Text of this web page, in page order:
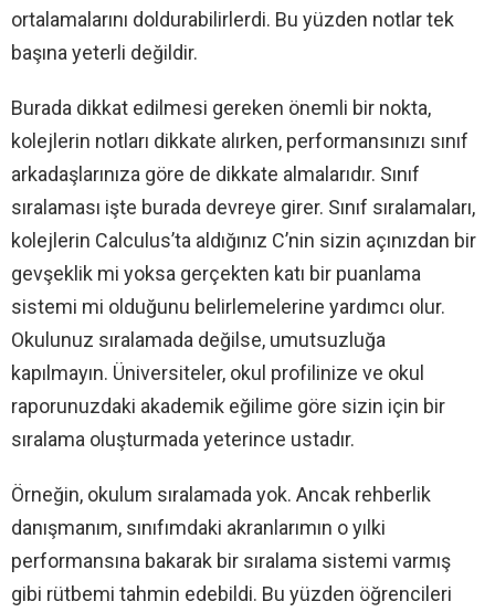
ortalamalarını doldurabilirlerdi. Bu yüzden notlar tek
başına yeterli değildir.
Burada dikkat edilmesi gereken önemli bir nokta,
kolejlerin notları dikkate alırken, performansınızı sınıf
arkadaşlarınıza göre de dikkate almalarıdır. Sınıf
sıralaması işte burada devreye girer. Sınıf sıralamaları,
kolejlerin Calculus’ta aldığınız C’nin sizin açınızdan bir
gevşeklik mi yoksa gerçekten katı bir puanlama
sistemi mi olduğunu belirlemelerine yardımcı olur.
Okulunuz sıralamada değilse, umutsuzluğa
kapılmayın. Üniversiteler, okul profilinize ve okul
raporunuzdaki akademik eğilime göre sizin için bir
sıralama oluşturmada yeterince ustadır.
Örneğin, okulum sıralamada yok. Ancak rehberlik
danışmanım, sınıfımdaki akranlarımın o yılki
performansına bakarak bir sıralama sistemi varmış
gibi rütbemi tahmin edebildi. Bu yüzden öğrencileri